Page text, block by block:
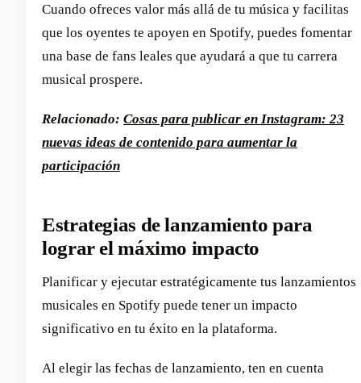
Cuando ofreces valor más allá de tu música y facilitas
que los oyentes te apoyen en Spotify, puedes fomentar
una base de fans leales que ayudará a que tu carrera
musical prospere.
Relacionado: Cosas para publicar en Instagram: 23
nuevas ideas de contenido para aumentar la
participación
Estrategias de lanzamiento para
lograr el máximo impacto
Planificar y ejecutar estratégicamente tus lanzamientos
musicales en Spotify puede tener un impacto
significativo en tu éxito en la plataforma.
Al elegir las fechas de lanzamiento, ten en cuenta